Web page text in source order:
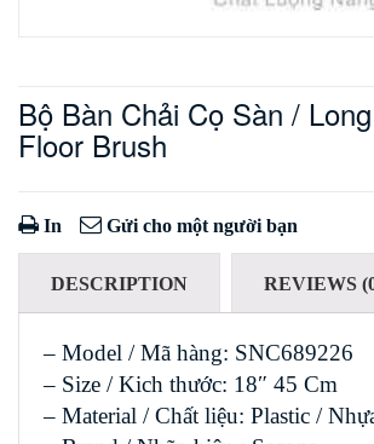
Bộ Bàn Chải Cọ Sàn /
Floor Brush
In Gửi cho một người bạn
DESCRIPTION REVIEWS
– Model / Mã hàng: SNC689226
– Size / Kich thước: 18″ 45 Cm
– Material / Chất liệu: Plastic /